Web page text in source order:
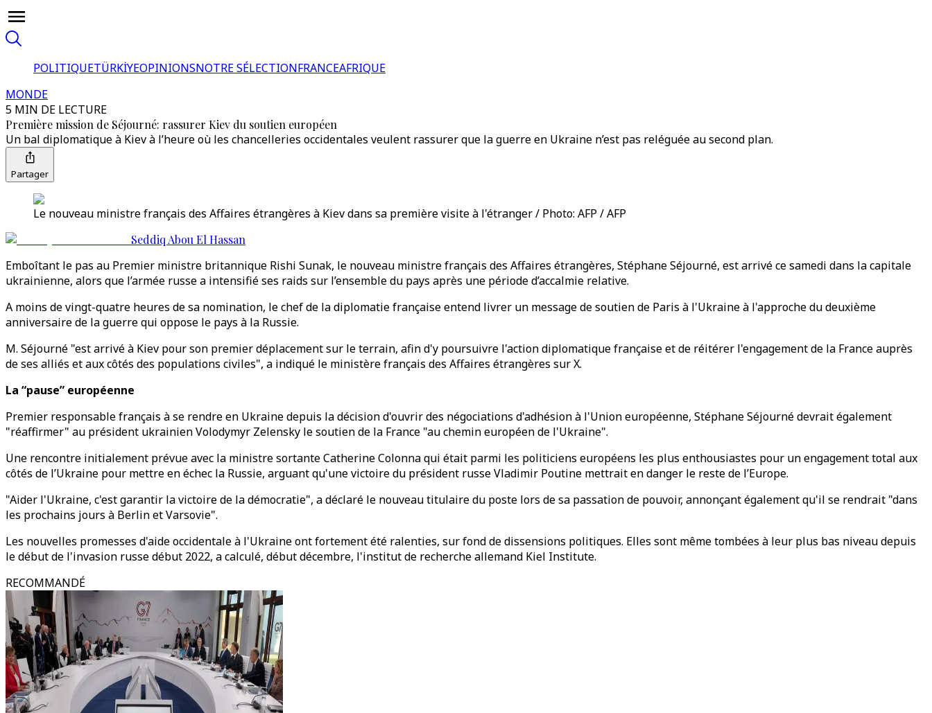
POLITIQUETÜRKİYEOPINIONSNOTRE SÉLECTIONFRANCEAFRIQUE
MONDE
5 MIN DE LECTURE
Première mission de Séjourné: rassurer Kiev du soutien européen
Un bal diplomatique à Kiev à l’heure où les chancelleries occidentales veulent rassurer que la guerre en Ukraine n’est pas reléguée au second plan.
Partager
Le nouveau ministre français des Affaires étrangères à Kiev dans sa première visite à l'étranger / Photo: AFP / AFP
Seddiq Abou El Hassan
Emboîtant le pas au Premier ministre britannique Rishi Sunak, le nouveau ministre français des Affaires étrangères, Stéphane Séjourné, est arrivé ce samedi dans la capitale
ukrainienne, alors que l’armée russe a intensifié ses raids sur l’ensemble du pays après une période d’accalmie relative.
A moins de vingt-quatre heures de sa nomination, le chef de la diplomatie française entend livrer un message de soutien de Paris à l'Ukraine à l'approche du deuxième
anniversaire de la guerre qui oppose le pays à la Russie.
M. Séjourné "est arrivé à Kiev pour son premier déplacement sur le terrain, afin d'y poursuivre l'action diplomatique française et de réitérer l'engagement de la France auprès
de ses alliés et aux côtés des populations civiles", a indiqué le ministère français des Affaires étrangères sur X.
La “pause” européenne
Premier responsable français à se rendre en Ukraine depuis la décision d'ouvrir des négociations d'adhésion à l'Union européenne, Stéphane Séjourné devrait également
"réaffirmer" au président ukrainien Volodymyr Zelensky le soutien de la France "au chemin européen de l'Ukraine".
Une rencontre initialement prévue avec la ministre sortante Catherine Colonna qui était parmi les politiciens européens les plus enthousiastes pour un engagement total aux
côtés de l’Ukraine pour mettre en échec la Russie, arguant qu'une victoire du président russe Vladimir Poutine mettrait en danger le reste de l’Europe.
"Aider l'Ukraine, c'est garantir la victoire de la démocratie", a déclaré le nouveau titulaire du poste lors de sa passation de pouvoir, annonçant également qu'il se rendrait "dans
les prochains jours à Berlin et Varsovie".
Les nouvelles promesses d'aide occidentale à l'Ukraine ont fortement été ralenties, sur fond de dissensions politiques. Elles sont même tombées à leur plus bas niveau depuis
le début de l'invasion russe début 2022, a calculé, début décembre, l'institut de recherche allemand Kiel Institute.
RECOMMANDÉ